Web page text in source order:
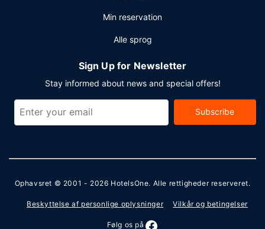
Min reservation
Alle sprog
Sign Up for Newsletter
Stay informed about news and special offers!
Subscribe
Ophavsret © 2001 - 2026 HotelsOne. Alle rettigheder reserveret.
Beskyttelse af personlige oplysninger Vilkår og betingelser
Følg os på